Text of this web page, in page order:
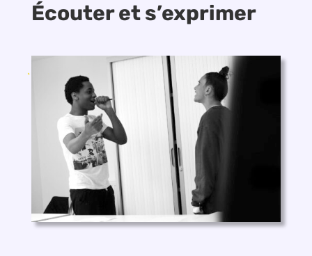
Écouter et s’exprimer